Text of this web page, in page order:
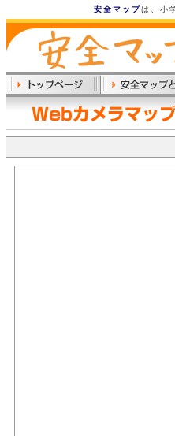
安全マップは、小